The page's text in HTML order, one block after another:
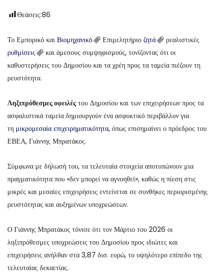
Θεάσεις:86
Το Εμπορικό και Βιομηχανικό Επιμελητήριο ζητά
ρεαλιστικές
ρυθμίσεις
και άμεσους συμψηφισμούς, τονίζοντας ότι οι
καθυστερήσεις του Δημοσίου και τα χρέη προς τα ταμεία πιέζουν τη
ρευστότητα.
Ληξιπρόθεσμες οφειλές του Δημοσίου και των επιχειρήσεων προς τα
ασφαλιστικά ταμεία δημιουργούν ένα ασφυκτικό περιβάλλον για
τη μικρομεσαία επιχειρηματικότητα, όπως επισημαίνει ο πρόεδρος του
ΕΒΕΑ, Γιάννης Μπρατάκος.
Σύμφωνα με δήλωσή του, τα τελευταία στοιχεία αποτυπώνουν μια
πραγματικότητα που «δεν μπορεί να αγνοηθεί», καθώς η πίεση στις
μικρές και μεσαίες επιχειρήσεις εντείνεται σε συνθήκες περιορισμένης
ρευστότητας και αυξημένων υποχρεώσεων.
Ο Γιάννης Μπρατάκος τόνισε ότι τον Μάρτιο του 2026 οι
ληξιπρόθεσμες υποχρεώσεις του Δημοσίου προς ιδιώτες και
επιχειρήσεις ανήλθαν στα 3,87 δισ. ευρώ, το υψηλότερο επίπεδο της
τελευταίας δεκαετίας.